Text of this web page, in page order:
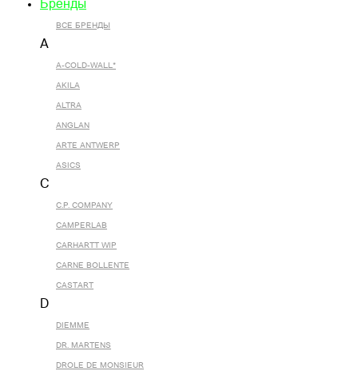
Бренды
ВСЕ БРЕНДЫ
A
A-COLD-WALL*
AKILA
ALTRA
ANGLAN
ARTE ANTWERP
ASICS
C
C.P. COMPANY
CAMPERLAB
CARHARTT WIP
CARNE BOLLENTE
CASTART
D
DIEMME
DR. MARTENS
DROLE DE MONSIEUR